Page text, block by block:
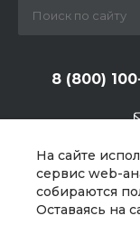
На сайте
сервис web-
собираются
Оставаясь на
8 (800)
г.